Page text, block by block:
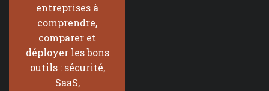
entreprises à
comprendre,
comparer et
déployer les bons
outils : sécurité,
SaaS,